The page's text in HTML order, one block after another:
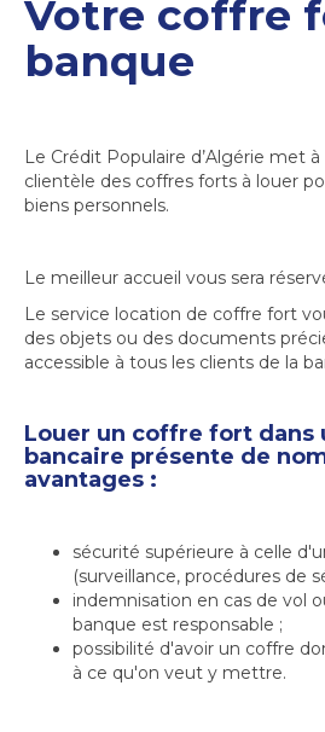
Votre coffre
banque
Le Crédit Populaire d’Algérie met
clientèle des coffres forts à louer
biens personnels.
Le meilleur accueil vous sera
Le service location de coffre fort
des objets ou des documents
accessible à tous les clients de la
Louer un coffre fort dans
bancaire présente de
avantages :
sécurité supérieure à celle
(surveillance, procédures de
indemnisation en cas de vol
banque est responsable ;
possibilité d'avoir un coffre
à ce qu'on veut y mettre.